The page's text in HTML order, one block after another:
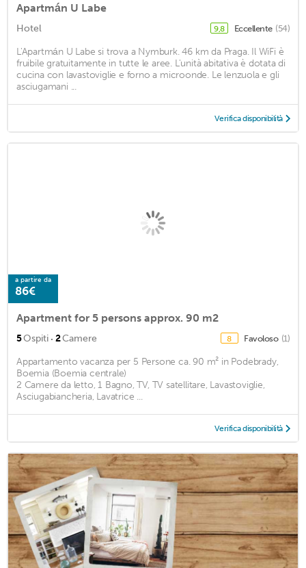
Apartmán U Labe
Hotel 9,8 Eccellente (54)
L'Apartmán U Labe si trova a Nymburk. 46 km da Praga. Il WiFi è
fruibile gratuitamente in tutte le aree. L'unità abitativa è dotata di
cucina con lavastoviglie e forno a microonde. Le lenzuola e gli
asciugamani ...
Verifica disponibilità
a partire da
86€
Apartment for 5 persons approx. 90 m2
5Ospiti · 2Camere 8 Favoloso (1)
Appartamento vacanza per 5 Persone ca. 90 m² in Podebrady,
Boemia (Boemia centrale)
2 Camere da letto, 1 Bagno, TV, TV satellitare, Lavastoviglie,
Asciugabiancheria, Lavatrice ...
Verifica disponibilità